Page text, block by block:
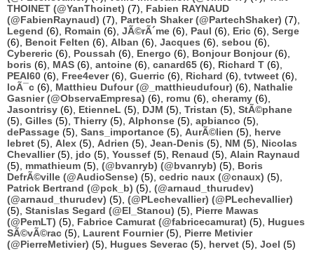
THOINET (@YanThoinet) (7), Fabien RAYNAUD
(@FabienRaynaud) (7), Partech Shaker (@PartechShaker) (7),
Legend (6), Romain (6), JÃ©rÃ´me (6), Paul (6), Eric (6), Serge
(6), Benoit Felten (6), Alban (6), Jacques (6), sebou (6),
Cybereric (6), Poussah (6), Energo (6), Bonjour Bonjour(6),
boris (6), MAS (6), antoine (6), canard65 (6), Richard T (6),
PEAI60 (6), Free4ever(6), Guerric (6), Richard (6), tvtweet (6),
loÃ¯c (6), Matthieu Dufour (@_matthieudufour) (6), Nathalie
Gasnier (@ObservaEmpresa) (6), romu (6), cheramy (6),
Jasontrisy (6), EtienneL (5), DJM (5), Tristan (5), StÃ©phane
(5), Gilles (5), Thierry (5), Alphonse (5), apbianco (5),
dePassage (5), Sans_importance (5), AurÃ©lien (5), herve
lebret (5), Alex (5), Adrien (5), Jean-Denis (5), NM (5), Nicolas
Chevallier(5), jdo (5), Youssef (5), Renaud (5), Alain Raynaud
(5), mmathieum (5), (@bvanryb) (@bvanryb) (5), Boris
DefrÃ©ville (@AudioSense) (5), cedric naux (@cnaux) (5),
Patrick Bertrand (@pck_b) (5), (@arnaud_thurudev)
(@arnaud_thurudev) (5), (@PLechevallier) (@PLechevallier)
(5), Stanislas Segard (@El_Stanou) (5), Pierre Mawas
(@PemLT) (5), Fabrice Camurat (@fabricecamurat) (5), Hugues
SÃ©vÃ©rac (5), Laurent Fournier(5), Pierre Metivier
(@PierreMetivier) (5), Hugues Severac (5), hervet (5), Joel (5)